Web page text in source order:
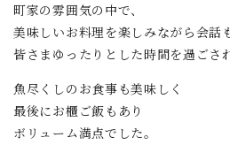
町家の雰囲気の中で、
美味しいお料理を楽しみながら会話
皆さまゆったりとした時間を過ごさ
魚尽くしのお食事も美味しく
最後にお櫃ご飯もあり
ボリューム満点でした。